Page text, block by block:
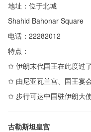
地址：位于北城
Shahid Bahonar Square
电话： 22282012
特点：
✩ 伊朗末代国王在此度过
✩ 由尼亚瓦兰宫、国王宴
✩ 步行可达中国驻伊朗大
古勒斯坦皇宫